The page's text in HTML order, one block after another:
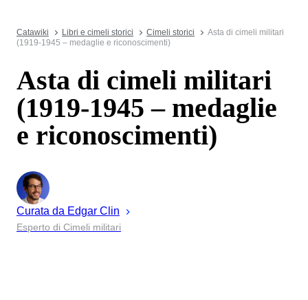
Catawiki Libri e cimeli storici Cimeli storici
Asta di cimeli militari
(1919-1945 – medaglie e riconoscimenti)
Asta di cimeli militari
(1919-1945 – medaglie
e riconoscimenti)
Curata da Edgar Clin
Esperto di Cimeli militari